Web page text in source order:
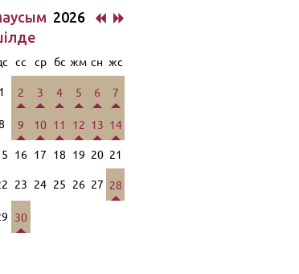
2026
сс ср бс жм сн жс
1 2 3 4 5 6 7
9 10 11 12 13 14
16 17 18 19 20 21
23 24 25 26 27 28
30